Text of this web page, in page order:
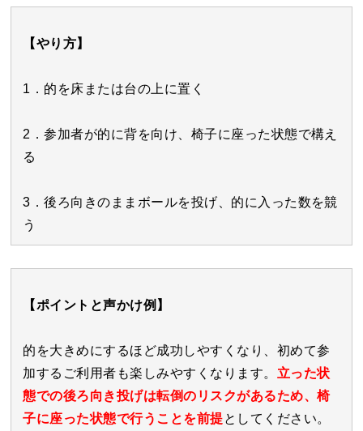
【やり方】
1．的を床または台の上に置く
2．参加者が的に背を向け、椅子に座った状態で構え
る
3．後ろ向きのままボールを投げ、的に入った数を競
う
【ポイントと声かけ例】
的を大きめにするほど成功しやすくなり、初めて参
加するご利用者も楽しみやすくなります。 立った状
態での後ろ向き投げは転倒のリスクがあるため、椅
子に座った状態で行うことを前提としてください。